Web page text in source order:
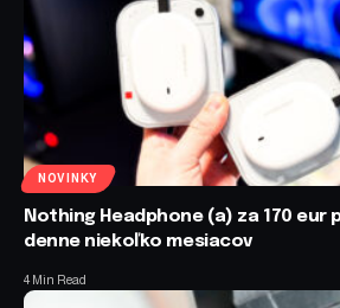
NOVINKY
Nothing Headphone (a) za 170 eur
denne niekoľko mesiacov
4 Min Read